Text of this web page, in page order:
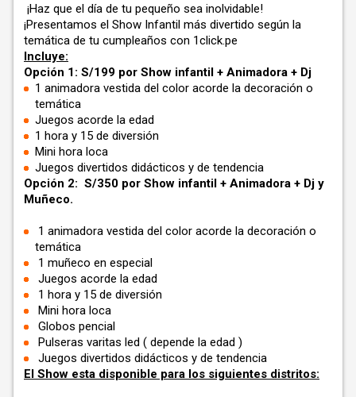
¡Haz que el día de tu pequeño sea inolvidable!
¡Presentamos el Show Infantil más divertido según la
temática de tu cumpleaños con 1click.pe
Incluye:
Opción 1: S/199 por Show infantil + Animadora + Dj
1 animadora vestida del color acorde la decoración o
temática
Juegos acorde la edad
1 hora y 15 de diversión
Mini hora loca
Juegos divertidos didácticos y de tendencia
Opción 2: S/350 por Show infantil + Animadora + Dj y
Muñeco.
1 animadora vestida del color acorde la decoración o
temática
1 muñeco en especial
Juegos acorde la edad
1 hora y 15 de diversión
Mini hora loca
Globos pencial
Pulseras varitas led ( depende la edad )
Juegos divertidos didácticos y de tendencia
El Show esta disponible para los siguientes distritos: